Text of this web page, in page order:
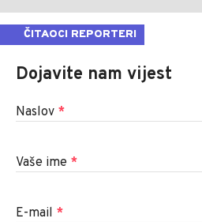
ČITAOCI REPORTERI
Dojavite nam vijest
Naslov *
Vaše ime *
E-mail *